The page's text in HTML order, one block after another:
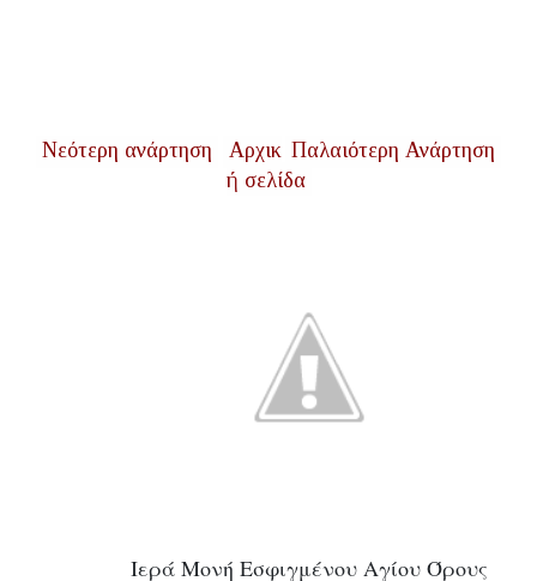
Νεότερη ανάρτηση Παλαιότερη Ανάρτηση
Αρχικ
ή σελίδα
Ιερά Μονή Εσφιγμένου Αγίου Όρους